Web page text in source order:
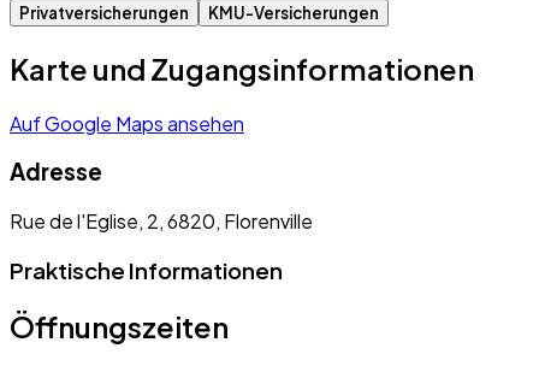
Privatversicherungen KMU-Versicherungen
Karte und Zugangsinformationen
Auf Google Maps ansehen
Adresse
Rue de l'Eglise, 2, 6820, Florenville
Praktische Informationen
Öffnungszeiten